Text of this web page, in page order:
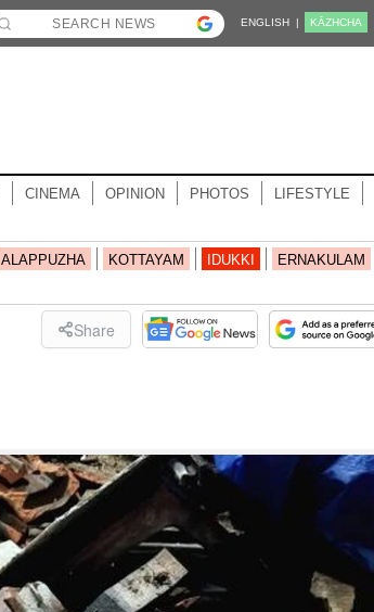
ENGLISH | KĀZHCHA
CINEMA OPINION PHOTOS LIFESTYLE
ALAPPUZHA KOTTAYAM IDUKKI
ERNAKULAM
Share